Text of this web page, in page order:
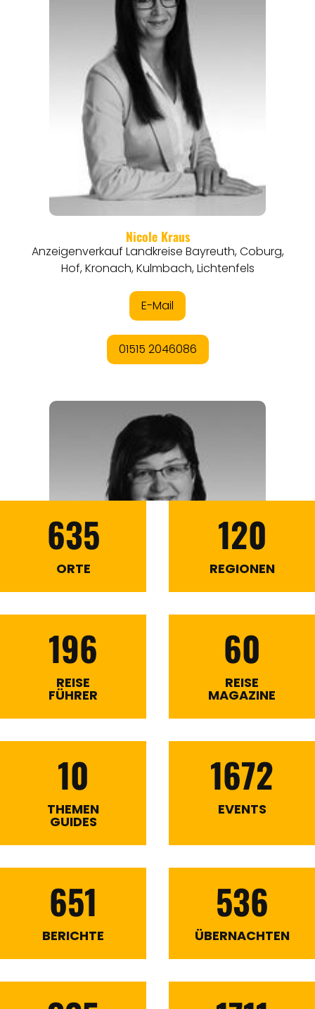
635
ORTE
120
REGIONEN
196
REISE
FÜHRER
60
REISE
MAGAZINE
10
THEMEN
GUIDES
1672
EVENTS
651
BERICHTE
536
ÜBERNACHTEN